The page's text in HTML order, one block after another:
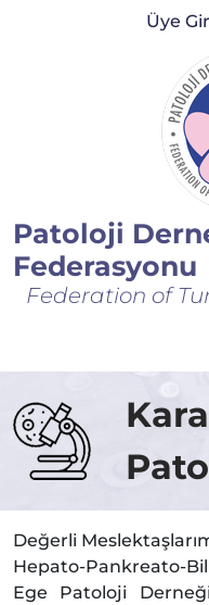
Patoloji
Federasyonu
Federation of
Üye
Değerli
Hepato-Pankreato-
Ege Patoloji